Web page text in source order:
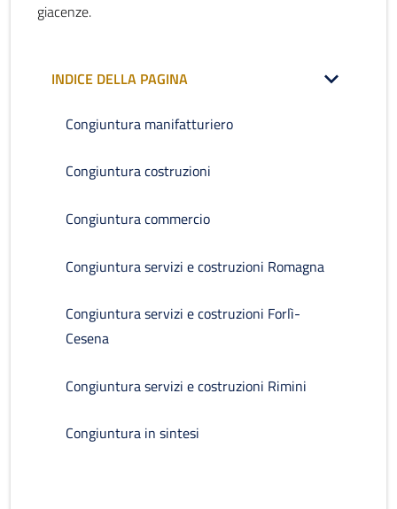
giacenze.
INDICE DELLA PAGINA
Congiuntura manifatturiero
Congiuntura costruzioni
Congiuntura commercio
Congiuntura servizi e costruzioni Romagna
Congiuntura servizi e costruzioni Forlì-
Cesena
Congiuntura servizi e costruzioni Rimini
Congiuntura in sintesi